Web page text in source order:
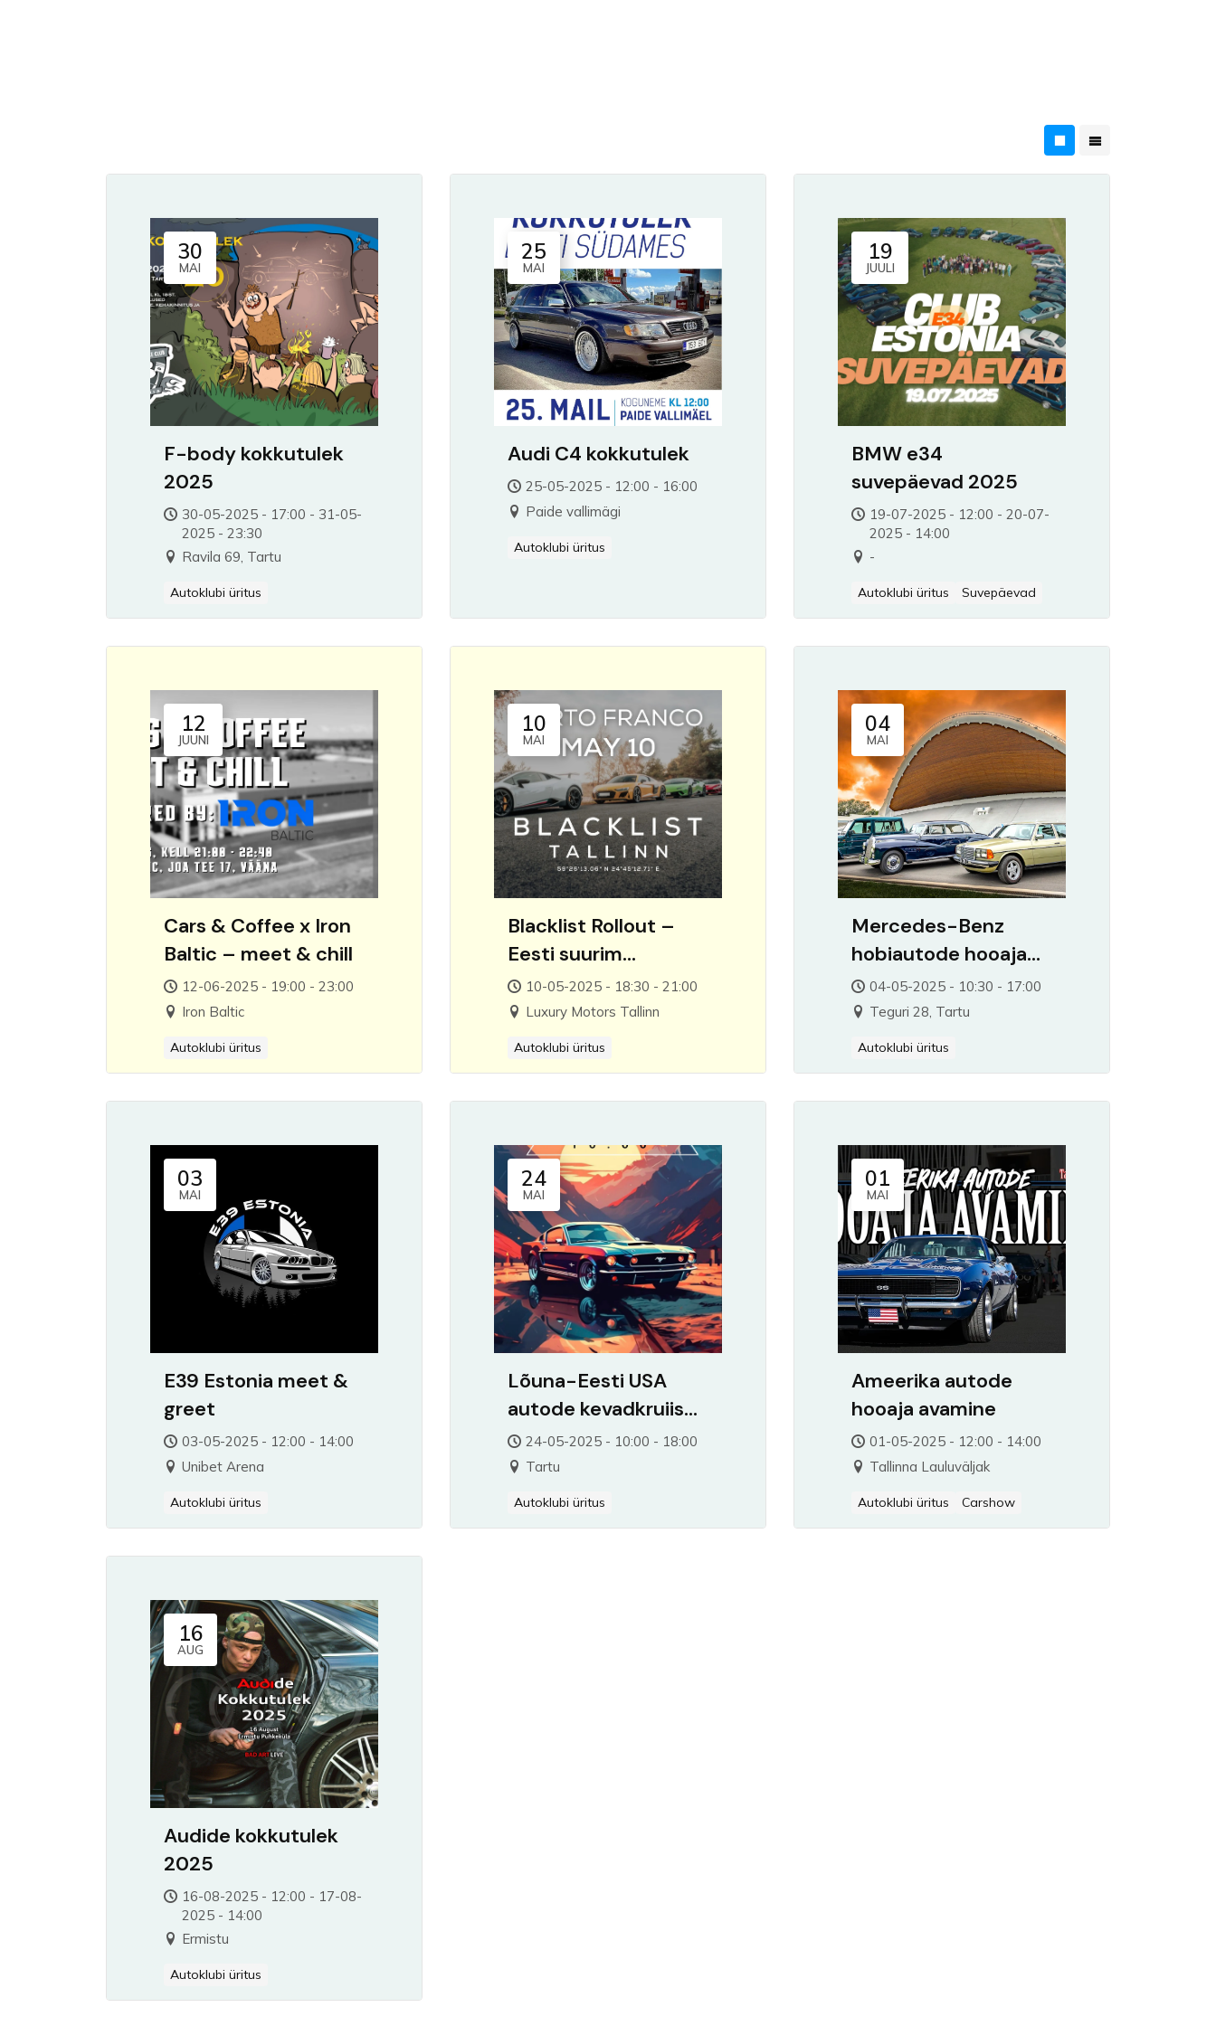
30
MAI
F-body kokkutulek
2025
30-05-2025 - 17:00 - 31-05-
2025 - 23:30
Ravila 69, Tartu
Autoklubi üritus
25
MAI
Audi C4 kokkutulek
25-05-2025 - 12:00 - 16:00
Paide vallimägi
Autoklubi üritus
19
JUULI
BMW e34
suvepäevad 2025
19-07-2025 - 12:00 - 20-07-
2025 - 14:00
-
Autoklubi üritus Suvepäevad
12
JUUNI
Cars & Coffee x Iron
Baltic – meet & chill
12-06-2025 - 19:00 - 23:00
Iron Baltic
Autoklubi üritus
10
MAI
Blacklist Rollout –
Eesti suurim
superautode
kogunemine
10-05-2025 - 18:30 - 21:00
Luxury Motors Tallinn
Autoklubi üritus
04
MAI
Mercedes-Benz
hobiautode hooaja
avamine
04-05-2025 - 10:30 - 17:00
Teguri 28, Tartu
Autoklubi üritus
03
MAI
E39 Estonia meet &
greet
03-05-2025 - 12:00 - 14:00
Unibet Arena
Autoklubi üritus
24
MAI
Lõuna-Eesti USA
autode kevadkruiis
Tartu-Rakvere
24-05-2025 - 10:00 - 18:00
Tartu
Autoklubi üritus
01
MAI
Ameerika autode
hooaja avamine
01-05-2025 - 12:00 - 14:00
Tallinna Lauluväljak
Autoklubi üritus Carshow
16
AUG
Audide kokkutulek
2025
16-08-2025 - 12:00 - 17-08-
2025 - 14:00
Ermistu
Autoklubi üritus